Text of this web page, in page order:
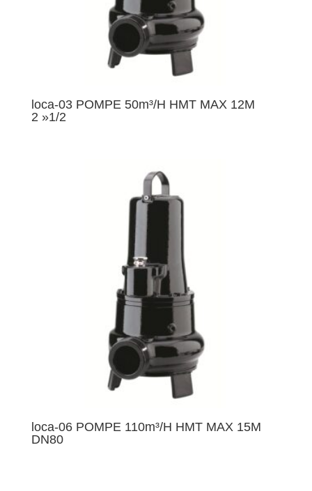
loca-03 POMPE 50m³/H HMT MAX 12M
2 »1/2
loca-06 POMPE 110m³/H HMT MAX 15M
DN80